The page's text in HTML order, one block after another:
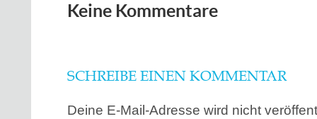
Keine Kommentare
SCHREIBE EINEN KOMMENTAR
Deine E-Mail-Adresse wird nicht